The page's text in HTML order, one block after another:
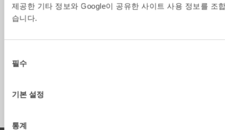
제공한 기타 정보와 Google이 공유한 사이트 사용 정보를 조
습니다.
필수
기본 설정
통계
무게 [kg] 70 100 160